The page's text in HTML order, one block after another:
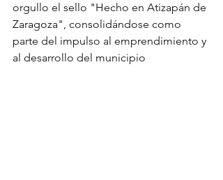
orgullo el sello "Hecho en Atizapán de
Zaragoza", consolidándose como
parte del impulso al emprendimiento y
al desarrollo del municipio